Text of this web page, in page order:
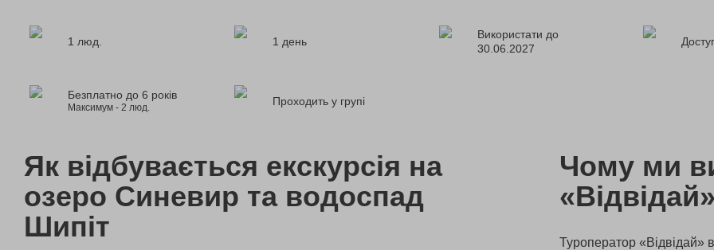
1 люд. 1 день
Використати до
30.06.2027
Безплатно до 6 років
Максимум - 2 люд.
Проходить у групі
Як відбувається екскурсія на
озеро Синевир та водоспад
Шипіт
Чому ми
Туроператор «Відвідай»